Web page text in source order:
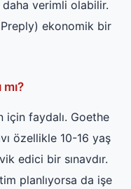
verimli olabilir.
ekonomik bir
için faydalı. Goethe
özellikle 10-16 yaş
edici bir sınavdır.
planlıyorsa da işe